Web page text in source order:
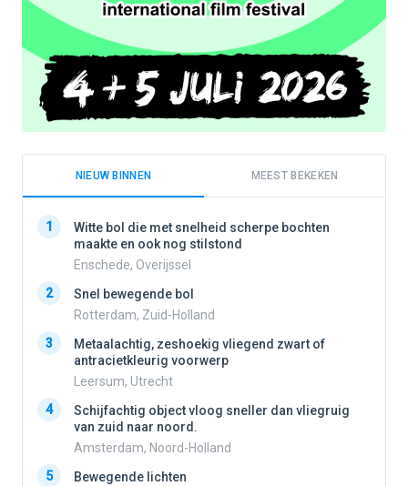
NIEUW BINNEN MEEST BEKEKEN
1
Witte bol die met snelheid scherpe bochten
maakte en ook nog stilstond
Enschede, Overijssel
2
Snel bewegende bol
Rotterdam, Zuid-Holland
3
Metaalachtig, zeshoekig vliegend zwart of
antracietkleurig voorwerp
Leersum, Utrecht
4
Schijfachtig object vloog sneller dan vliegruig
van zuid naar noord.
Amsterdam, Noord-Holland
5
Bewegende lichten